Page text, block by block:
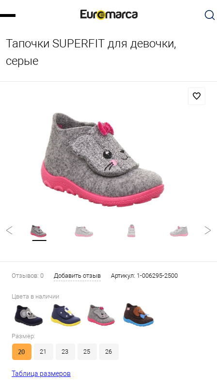
Тапочки SUPERFIT для девочки,
серые
Отзывов: 0 Добавить отзыв Артикул: 1-006295-2500
Цвета в наличии
Размер:
20 21 23 25 26
Таблица размеров